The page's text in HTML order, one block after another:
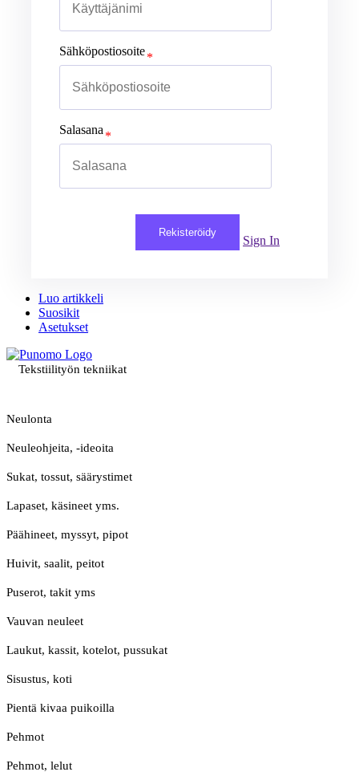
Sähköpostiosoite
Salasana
Rekisteröidy
Sign In
Luo artikkeli
Suosikit
Asetukset
Tekstiilityön tekniikat
Neulonta
Neuleohjeita, -ideoita
Sukat, tossut, säärystimet
Lapaset, käsineet yms.
Päähineet, myssyt, pipot
Huivit, saalit, peitot
Puserot, takit yms
Vauvan neuleet
Laukut, kassit, kotelot, pussukat
Sisustus, koti
Pientä kivaa puikoilla
Pehmot
Pehmot, lelut